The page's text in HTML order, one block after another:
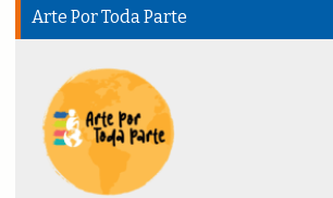
Arte Por Toda Parte